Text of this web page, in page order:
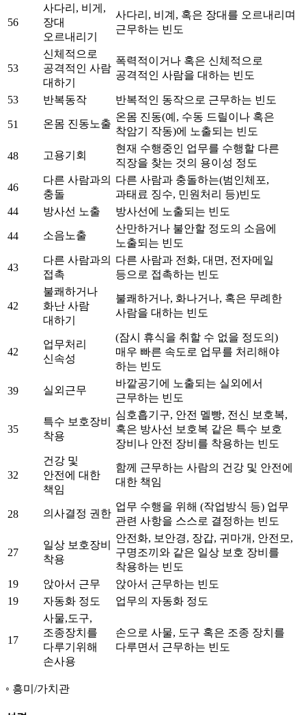
56
사다리, 비게,
장대
오르내리기
사다리, 비계, 혹은 장대를 오르내리며
근무하는 빈도
53
신체적으로
공격적인 사람
대하기
폭력적이거나 혹은 신체적으로
공격적인 사람을 대하는 빈도
53 반복동작 반복적인 동작으로 근무하는 빈도
51 온몸 진동노출
온몸 진동(예, 수동 드릴이나 혹은
착암기 작동)에 노출되는 빈도
48 고용기회
현재 수행중인 업무를 수행할 다른
직장을 찾는 것의 용이성 정도
46
다른 사람과의
충돌
다른 사람과 충돌하는(범인체포,
과태료 징수, 민원처리 등)빈도
44
방사선 노출 방사선에 노출되는 빈도
44 소음노출
산만하거나 불안할 정도의 소음에
노출되는 빈도
43
다른 사람과의
접촉
다른 사람과 전화, 대면, 전자메일
등으로 접촉하는 빈도
42
불쾌하거나
화난 사람
대하기
불쾌하거나, 화나거나, 혹은 무례한
사람을 대하는 빈도
42
업무처리
신속성
(잠시 휴식을 취할 수 없을 정도의)
매우 빠른 속도로 업무를 처리해야
하는 빈도
39 실외근무
바깥공기에 노출되는 실외에서
근무하는 빈도
35
특수 보호장비
착용
심호흡기구, 안전 멜빵, 전신 보호복,
혹은 방사선 보호복 같은 특수 보호
장비나 안전 장비를 착용하는 빈도
32
건강 및
안전에 대한
책임
함께 근무하는 사람의 건강 및 안전에
대한 책임
28 의사결정 권한
업무 수행을 위해 (작업방식 등) 업무
관련 사항을 스스로 결정하는 빈도
27
일상 보호장비
착용
안전화, 보안경, 장갑, 귀마개, 안전모,
구명조끼와 같은 일상 보호 장비를
착용하는 빈도
19
앉아서 근무
앉아서 근무하는 빈도
19
자동화 정도 업무의 자동화 정도
17
사물,도구,
조종장치를
다루기위해
손사용
손으로 사물, 도구 혹은 조종 장치를
다루면서 근무하는 빈도
흥미/가치관